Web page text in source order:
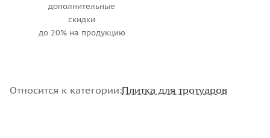
дополнительные
скидки
до 20% на продукцию
Относится к категории:Плитка для тротуаров